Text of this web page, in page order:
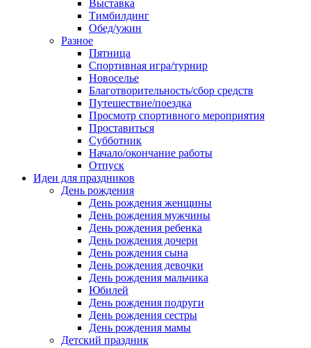
Выставка
Тимбилдинг
Обед/ужин
Разное
Пятница
Спортивная игра/турнир
Новоселье
Благотворительность/сбор средств
Путешествие/поездка
Просмотр спортивного мероприятия
Проставиться
Субботник
Начало/окончание работы
Отпуск
Идеи для праздников
День рождения
День рождения женщины
День рождения мужчины
День рождения ребенка
День рождения дочери
День рождения сына
День рождения девочки
День рождения мальчика
Юбилей
День рождения подруги
День рождения сестры
День рождения мамы
Детский праздник